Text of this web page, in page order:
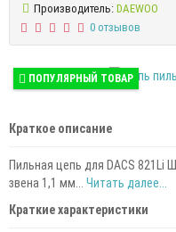
Производитель: DAEWOO
0 отзывов
ПОПУЛЯРНЫЙ ТОВАР
Краткое описание
Пильная цепь для DACS 821Li
звена 1,1 мм... Читать далее...
Краткие характеристики